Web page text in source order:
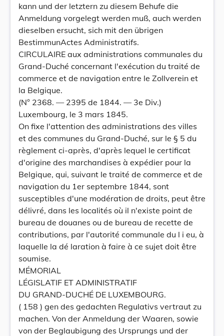
kann und der letztern zu diesem Behufe die
Anmeldung vorgelegt werden muß, auch werden
dieselben ersucht, sich mit den übrigen
BestimmunActes Administratifs.
CIRCULAIRE aux administrations communales du
Grand-Duché concernant l'exécution du traité de
commerce et de navigation entre le Zollverein et
la Belgique.
(N° 2368. — 2395 de 1844. — 3e Div.)
Luxembourg, le 3 mars 1845.
On fixe l'attention des administrations des villes
et des communes du Grand-Duché, sur le § 5 du
règlement ci-après, d'après lequel le certificat
d'origine des marchandises à expédier pour la
Belgique, qui, suivant le traité de commerce et de
navigation du 1er septembre 1844, sont
susceptibles d'une modération de droits, peut être
délivré, dans les localités où il n'existe point de
bureau de douanes ou de bureau de recette de
contributions, par l'autorité communale du l i eu, à
laquelle la dé laration à faire à ce sujet doit être
soumise.
MÉMORIAL
LÉGISLATIF ET ADMINISTRATIF
DU GRAND-DUCHÉ DE LUXEMBOURG.
( 158 ) gen des gedachten Regulativs vertraut zu
machen. Von der Anmeldung der Waaren, sowie
von der Beglaubigung des Ursprungs und der